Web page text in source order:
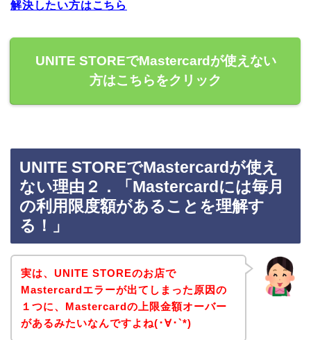
解決したい方はこちら
UNITE STOREでMastercardが使えない
方はこちらをクリック
UNITE STOREでMastercardが使え
ない理由２．「Mastercardには毎月
の利用限度額があることを理解す
る！」
実は、UNITE STOREのお店で
Mastercardエラーが出てしまった原因の
１つに、Mastercardの上限金額オーバー
があるみたいなんですよね(･∀･`*)